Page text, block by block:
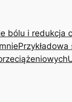
bólu i redukcja
Przykładowa